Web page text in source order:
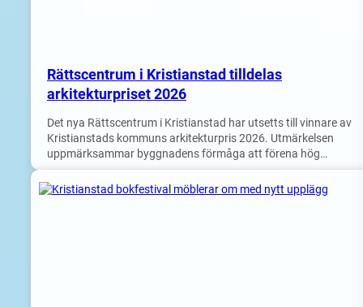
Rättscentrum i Kristianstad tilldelas
arkitekturpriset 2026
Det nya Rättscentrum i Kristianstad har utsetts till vinnare av
Kristianstads kommuns arkitekturpris 2026. Utmärkelsen
uppmärksammar byggnadens förmåga att förena hög…